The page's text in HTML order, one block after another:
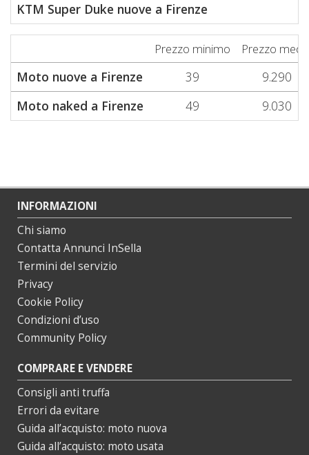
KTM Super Duke nuove a Firenze
Prezzo minimo Prezzo
Moto nuove a Firenze 39
9.290
Moto naked a Firenze
49 9.030
INFORMAZIONI
Chi siamo
Contatta Annunci InSella
Termini del servizio
Privacy
Cookie Policy
Condizioni d’uso
Community Policy
COMPRARE E VENDERE
Consigli anti truffa
Errori da evitare
Guida all’acquisto: moto nuova
Guida all’acquisto: moto usata